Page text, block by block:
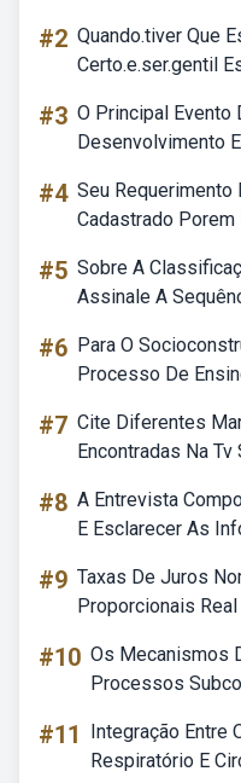
#2 Quando.tiver Que
Certo.e.ser.gentil
#3 O Principal Evento
Desenvolvimento
#4 Seu
Cadastrado
#5 Sobre A
Assinale A
#6 Para O
Processo De
#7 Cite Diferentes
Encontradas Na
#8 A Entrevista
E Esclarecer As
#9 Taxas De Juros
Proporcionais
#10 Os Mecanismos
Processos
#11
Integração Entre
Respiratório E